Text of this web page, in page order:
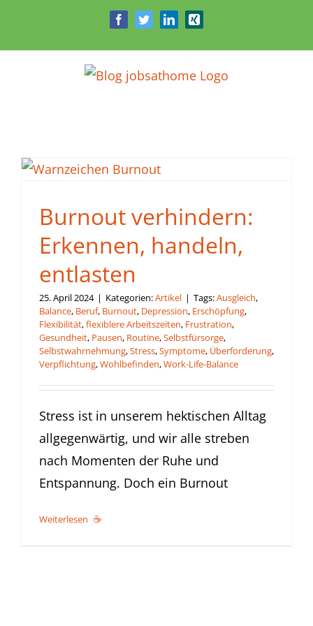
springen
FacebookTwitterLinkedInXing
Burnout verhindern:
Erkennen, handeln,
entlasten
25. April 2024 | Kategorien:Artikel | Tags:Ausgleich,
Balance, Beruf, Burnout, Depression, Erschöpfung,
Flexibilität,flexiblere Arbeitszeiten, Frustration,
Gesundheit, Pausen, Routine,Selbstfürsorge,
Selbstwahrnehmung,Stress,Symptome, Überforderung,
Verpflichtung,Wohlbefinden,Work-Life-Balance
Stress ist in unserem hektischen Alltag
allgegenwärtig, und wir alle streben
nach Momenten der Ruhe und
Entspannung. Doch ein Burnout
Weiterlesen